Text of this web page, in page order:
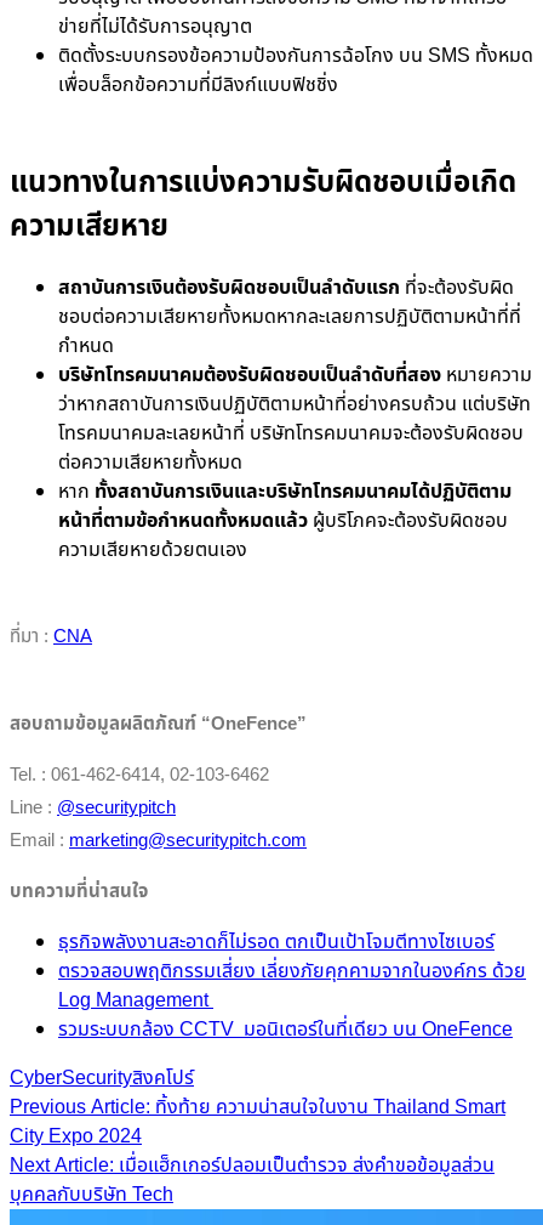
ข่ายที่ไม่ได้รับการอนุญาต
ติดตั้งระบบกรองข้อความป้องกันการฉ้อโกง บน SMS ทั้งหมด
เพื่อบล็อกข้อความที่มีลิงก์แบบฟิชชิ่ง
แนวทางในการแบ่งความรับผิดชอบเมื่อเกิด
ความเสียหาย
สถาบันการเงินต้องรับผิดชอบเป็นลำดับแรก ที่จะต้องรับผิด
ชอบต่อความเสียหายทั้งหมดหากละเลยการปฏิบัติตามหน้าที่ที่
กำหนด
บริษัทโทรคมนาคมต้องรับผิดชอบเป็นลำดับที่สอง หมายความ
ว่าหากสถาบันการเงินปฏิบัติตามหน้าที่อย่างครบถ้วน แต่บริษัท
โทรคมนาคมละเลยหน้าที่ บริษัทโทรคมนาคมจะต้องรับผิดชอบ
ต่อความเสียหายทั้งหมด
หาก ทั้งสถาบันการเงินและบริษัทโทรคมนาคมได้ปฏิบัติตาม
หน้าที่ตามข้อกำหนดทั้งหมดแล้ว ผู้บริโภคจะต้องรับผิดชอบ
ความเสียหายด้วยตนเอง
ที่มา : CNA
สอบถามข้อมูลผลิตภัณฑ์ “OneFence”
Tel. : 061-462-6414, 02-103-6462
Line : @securitypitch
Email : marketing@securitypitch.com
บทความที่น่าสนใจ
ธุรกิจพลังงานสะอาดก็ไม่รอด ตกเป็นเป้าโจมตีทางไซเบอร์
ตรวจสอบพฤติกรรมเสี่ยง เลี่ยงภัยคุกคามจากในองค์กร ด้วย
Log Management
รวมระบบกล้อง CCTV มอนิเตอร์ในที่เดียว บน OneFence
CyberSecurityสิงคโปร์
Post
navigation
Previous Article: ทิ้งท้าย ความน่าสนใจในงาน Thailand Smart
City Expo 2024
Next Article: เมื่อแฮ็กเกอร์ปลอมเป็นตำรวจ ส่งคำขอข้อมูลส่วน
บุคคลกับบริษัท Tech